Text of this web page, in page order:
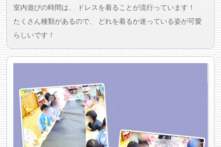
室内遊びの時間は、 ドレスを着ることが流行っています！
たくさん種類があるので、 どれを着るか迷っている姿が可愛
らしいです！